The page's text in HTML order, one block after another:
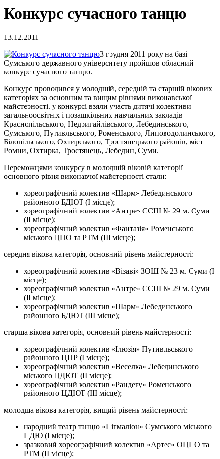
Конкурс сучасного танцю
13.12.2011
3 грудня 2011 року на базі
Сумського державного університету пройшов обласний
конкурс сучасного танцю.
Конкурс проводився у молодшій, середній та старшій вікових
категоріях за основним та вищим рівнями виконавської
майстерності. у конкурсі взяли участь дитячі колективи
загальноосвітніх і позашкільних навчальних закладів
Краснопільського, Недригайлівського, Лебединського,
Сумського, Путивльського, Роменського, Липоводолинського,
Білопільського, Охтирського, Тростянецького районів, міст
Ромни, Охтирка, Тростянець, Лебедин, Суми.
Переможцями конкурсу в молодшій віковій категорії
основного рівня виконавчої майстерності стали:
хореографічний колектив «Шарм» Лебединського
районного БДЮТ (І місце);
хореографічний колектив «Антре» ССШ № 29 м. Суми
(ІІ місце);
хореографічний колектив «Фантазія» Роменського
міського ЦПО та РТМ (ІІІ місце);
середня вікова категорія, основний рівень майстерності:
хореографічний колектив «Візаві» ЗОШ № 23 м. Суми (І
місце);
хореографічний колектив «Антре» ССШ № 29 м. Суми
(ІІ місце);
хореографічний колектив «Шарм» Лебединського
районного БДЮТ (ІІІ місце);
старша вікова категорія, основний рівень майстерності:
хореографічний колектив «Ілюзія» Путивльського
районного ЦПР (І місце);
хореографічний колектив «Веселка» Лебединського
міського ЦДЮТ (ІІ місце);
хореографічний колектив «Рандеву» Роменського
районного ЦДЮТ (ІІІ місце);
молодша вікова категорія, вищий рівень майстерності:
народний театр танцю «Пігмаліон» Сумського міського
ПДЮ (І місце);
зразковий хореографічний колектив «Артес» ОЦПО та
РТМ (ІІ місце);